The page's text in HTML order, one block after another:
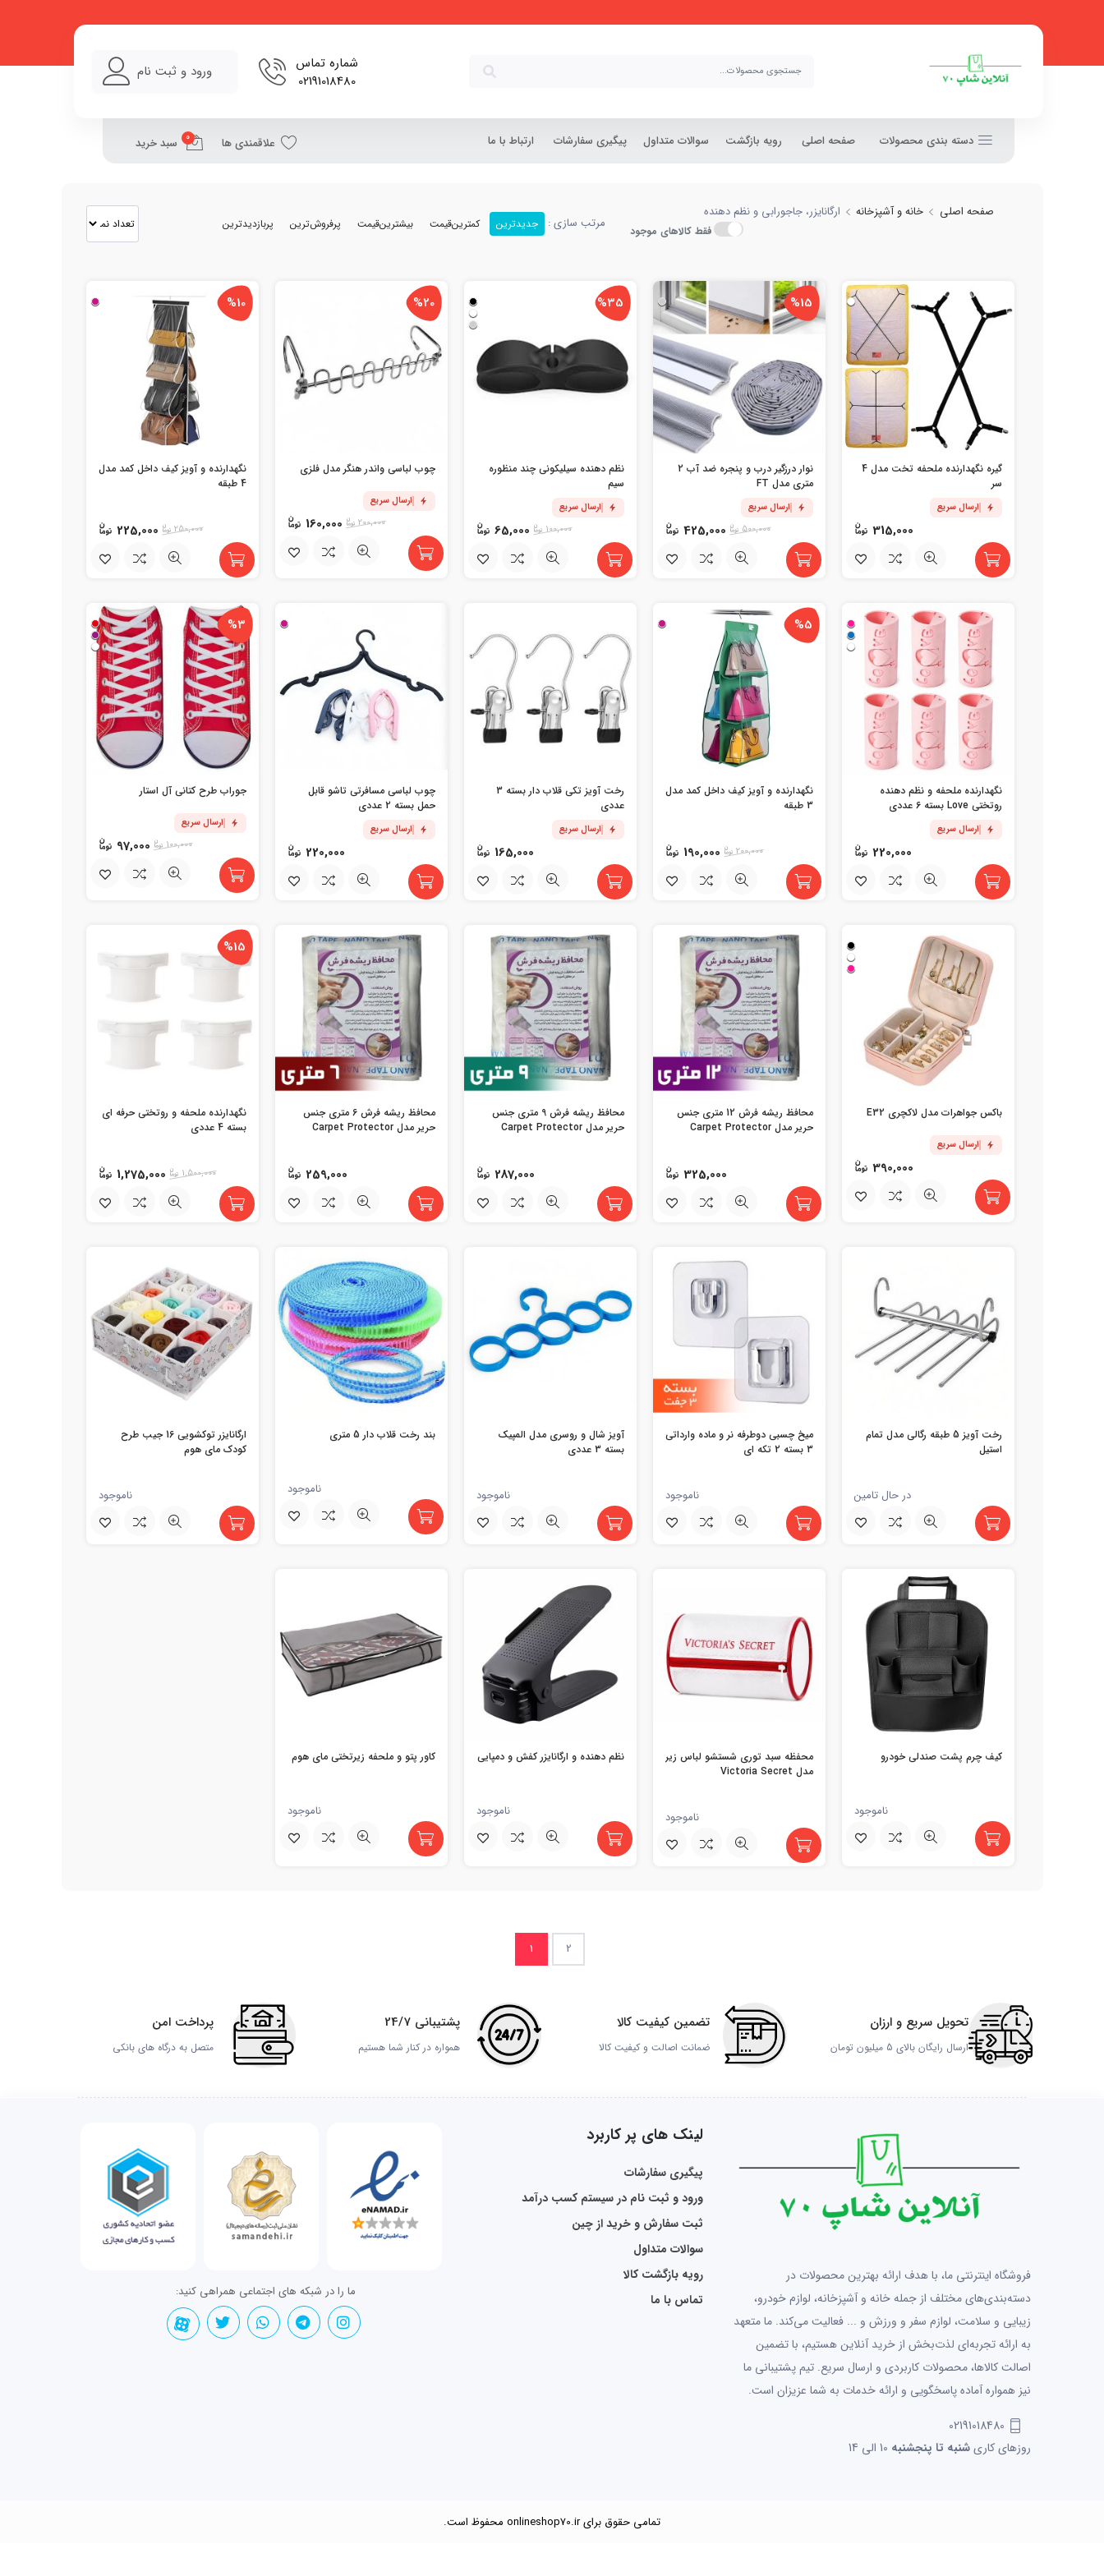
شماره تماس
02191018480
ورود و ثبت نام
دسته بندی محصولات صفحه اصلی رویه بازگشت سوالات متداول پیگیری سفارشات ارتباط با ما علاقمندی ها 0 سبد خرید
صفحه اصلی خانه و آشپزخانه ارگانایزر، جاجورابی و نظم دهنده
فقط کالاهای موجود مرتب سازی : جدیدترین کمترین‌قیمت بیشترین‌قیمت پرفروش‌ترین پربازدیدترین
گیره نگهدارنده ملحفه تخت مدل 4
سر
ارسال سریع
315,000
%15
نوار درزگیر درب و پنجره ضد آب 2
متری مدل FT
ارسال سریع
500,000
425,000
%35
نظم دهنده سیلیکونی چند منظوره
سیم
ارسال سریع
100,000
65,000
%20
چوب لباسی واندر هنگر مدل فلزی
ارسال سریع
200,000
160,000
%10
نگهدارنده و آویز کیف داخل کمد مدل
4 طبقه
250,000
225,000
نگهدارنده ملحفه و نظم دهنده
روتختی Love بسته 6 عددی
ارسال سریع
220,000
%5
نگهدارنده و آویز کیف داخل کمد مدل
3 طبقه
200,000
190,000
رخت آویز تکی قلاب دار بسته 3
عددی
ارسال سریع
165,000
چوب لباسی مسافرتی تاشو قابل
حمل بسته 2 عددی
ارسال سریع
220,000
%3
جوراب طرح کتانی آل استار
ارسال سریع
100,000
97,000
باکس جواهرات مدل لاکچری E32
ارسال سریع
390,000
محافظ ریشه فرش 12 متری جنس
حریر مدل Carpet Protector
325,000
محافظ ریشه فرش 9 متری جنس
حریر مدل Carpet Protector
287,000
محافظ ریشه فرش 6 متری جنس
حریر مدل Carpet Protector
259,000
%15
نگهدارنده ملحفه و روتختی حرفه ای
بسته 4 عددی
1,500,000
1,275,000
رخت آویز 5 طبقه رگالی مدل تمام
استیل
در حال تامین
میخ چسبی دوطرفه نر و ماده وارداتی
3 بسته 2 تکه ای
ناموجود
آویز شال و روسری مدل المپیک
بسته 3 عددی
ناموجود
بند رخت قلاب دار 5 متری
ناموجود
ارگانایزر توکشویی 16 جیب طرح
کودک مای هوم
ناموجود
کیف چرم پشت صندلی خودرو
ناموجود
محفظه سبد توری شستشو لباس زیر
مدل Victoria Secret
ناموجود
نظم دهنده و ارگانایزر کفش و دمپایی
ناموجود
کاور پتو و ملحفه زیرتختی مای هوم
ناموجود
1 2
تحویل سریع و ارزان
ارسال رایگان بالای 5 میلیون تومان
تضمین کیفیت کالا
ضمانت اصالت و کیفیت کالا
پشتیبانی 24/7
همواره در کنار شما هستیم
پرداخت امن
متصل به درگاه های بانکی
فروشگاه اینترنتی ما، با هدف ارائه بهترین محصولات در
دسته‌بندی‌های مختلف از جمله خانه و آشپزخانه، لوازم خودرو،
زیبایی و سلامت، لوازم سفر و ورزش و ... فعالیت می‌کند. ما متعهد
به ارائه تجربه‌ای لذت‌بخش از خرید آنلاین هستیم، با تضمین
اصالت کالاها، محصولات کاربردی و ارسال سریع. تیم پشتیبانی ما
نیز همواره آماده پاسخگویی و ارائه خدمات به شما عزیزان است.
02191018480
روزهای کاریشنبه تا پنجشنبه
لینک های پر کاربرد
پیگیری سفارشات
ورود و ثبت نام در سیستم کسب درآمد
ثبت سفارش و خرید از چین
سوالات متداول
رویه بازگشت کالا
تماس با ما
ما را در شبکه های اجتماعی همراهی کنید:
تمامی حقوق برای onlineshop70.ir محفوظ است.